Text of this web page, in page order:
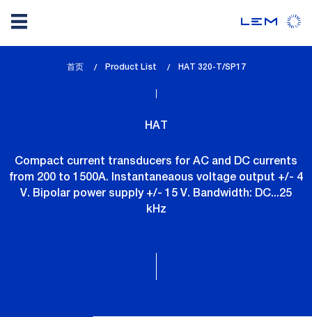
首页 Product List
lem_current_page
HAT 320-T/SP17
HAT
Compact current transducers for AC and DC currents
from 200 to 1500A. Instantaneaous voltage output +/- 4
V. Bipolar power supply +/- 15 V. Bandwidth: DC...25
kHz